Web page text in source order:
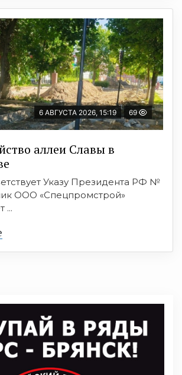
6 АВГУСТА 2026, 15:19 69
аллеи Славы в
Указу Президента РФ №
ООО «Спецпромстрой»
...